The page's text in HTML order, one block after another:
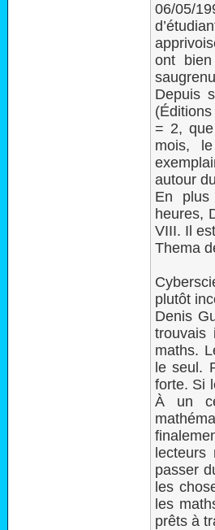
06/05/
ont
Depuis
= 2,
mois,
autour
En plus
heures,
VIII. Il
Thema
plutôt
Denis
trouvais
maths.
le seul.
forte. Si
À un
lecteurs
passer
les
les
prêts à